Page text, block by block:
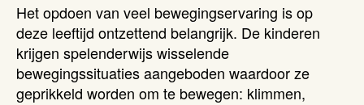
Het opdoen van veel bewegingservaring is op
deze leeftijd ontzettend belangrijk. De kinderen
krijgen spelenderwijs wisselende
bewegingssituaties aangeboden waardoor ze
geprikkeld worden om te bewegen: klimmen,